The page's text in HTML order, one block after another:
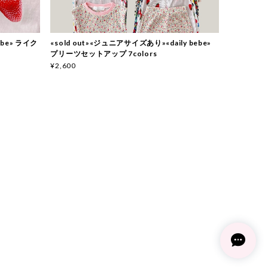
ライク
«sold out»«ジュニアサイズあり»«daily bebe»
プリーツセットアップ 7colors
¥2,600